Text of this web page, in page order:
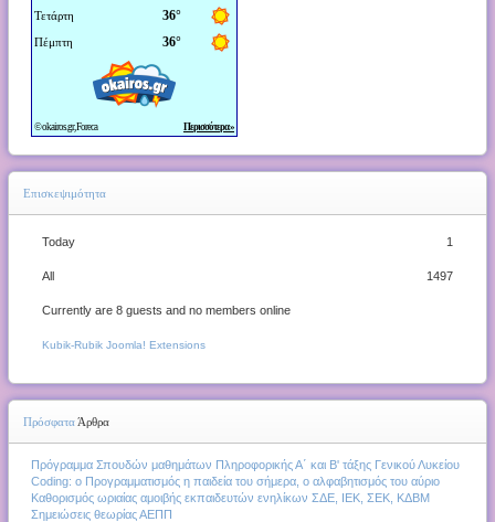
Μήνυμα
Αποστολή αντίγραφου σε σας
Αποκλεισμός Αυτοματισμών (Captcha)*
Αποστολή Μηνύματος
Επισκεψιμότητα
Today 1
All 1497
Currently are 8 guests and no members online
Kubik-Rubik Joomla! Extensions
ΠρόσφαταΆρθρα
Πρόγραμμα Σπουδών μαθημάτων Πληροφορικής Α΄ και Β' τάξης Γενικού Λυκείου
Coding: ο Προγραμματισμός η παιδεία του σήμερα, ο αλφαβητισμός του αύριο
Καθορισμός ωριαίας αμοιβής εκπαιδευτών ενηλίκων ΣΔΕ, ΙΕΚ, ΣΕΚ, ΚΔΒΜ
Σημειώσεις θεωρίας ΑΕΠΠ